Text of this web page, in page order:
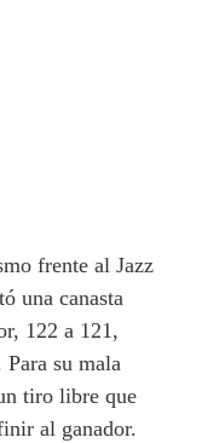
frente al Jazz
una canasta
122 a 121,
su mala
tiro libre que
al ganador.